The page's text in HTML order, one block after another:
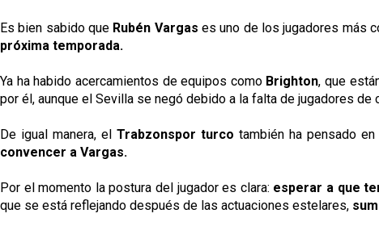
Es bien sabido que Rubén Vargas es uno de los jugadores más
próxima temporada.
Ya ha habido acercamientos de equipos comoBrighton, que
por él, aunque el Sevilla se negó debido a la falta de jugadores de
De igual manera, elTrabzonspor turco también ha pensado
convencer a Vargas.
Por el momento la postura del jugador es clara: esperar a que
que se está reflejando después de las actuaciones estelares,